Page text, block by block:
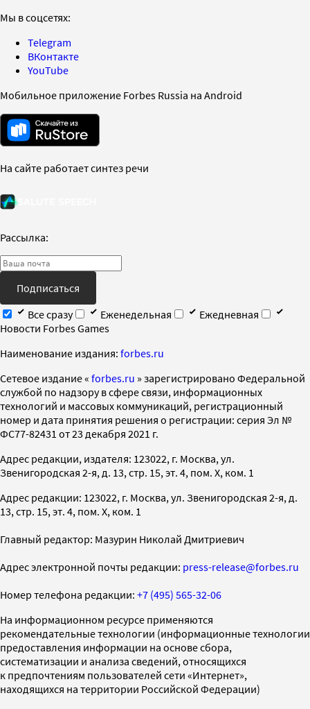
Мы в соцсетях:
Telegram
ВКонтакте
YouTube
Мобильное приложение Forbes Russia на Android
На сайте работает синтез речи
Рассылка:
Подписаться
Все сразу
Еженедельная
Ежедневная
Новости Forbes Games
Наименование издания: forbes.ru
Cетевое издание « forbes.ru » зарегистрировано Федеральной
службой по надзору в сфере связи, информационных
технологий и массовых коммуникаций, регистрационный
номер и дата принятия решения о регистрации: серия Эл №
ФС77-82431 от 23 декабря 2021 г.
Адрес редакции, издателя: 123022, г. Москва, ул.
Звенигородская 2-я, д. 13, стр. 15, эт. 4, пом. X, ком. 1
Адрес редакции: 123022, г. Москва, ул. Звенигородская 2-я, д.
13, стр. 15, эт. 4, пом. X, ком. 1
Главный редактор: Мазурин Николай Дмитриевич
Адрес электронной почты редакции: press-release@forbes.ru
Номер телефона редакции: +7 (495) 565-32-06
На информационном ресурсе применяются
рекомендательные технологии (информационные технологии
предоставления информации на основе сбора,
систематизации и анализа сведений, относящихся
к предпочтениям пользователей сети «Интернет»,
находящихся на территории Российской Федерации)